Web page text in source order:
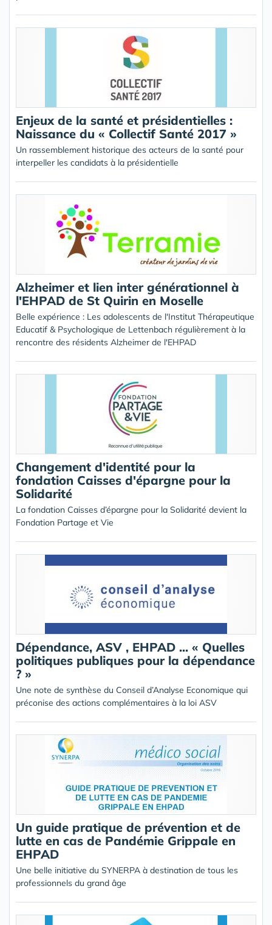
Enjeux de la santé et présidentielles :
Naissance du « Collectif Santé 2017 »
Un rassemblement historique des acteurs de la santé pour
interpeller les candidats à la présidentielle
Alzheimer et lien inter générationnel à
l'EHPAD de St Quirin en Moselle
Belle expérience : Les adolescents de l'Institut Thérapeutique
Educatif & Psychologique de Lettenbach régulièrement à la
rencontre des résidents Alzheimer de l'EHPAD
Changement d'identité pour la
fondation Caisses d'épargne pour la
Solidarité
La fondation Caisses d’épargne pour la Solidarité devient la
Fondation Partage et Vie
Dépendance, ASV , EHPAD ... « Quelles
politiques publiques pour la dépendance
? »
Une note de synthèse du Conseil d’Analyse Economique qui
préconise des actions complémentaires à la loi ASV
Un guide pratique de prévention et de
lutte en cas de Pandémie Grippale en
EHPAD
Une belle initiative du SYNERPA à destination de tous les
professionnels du grand âge